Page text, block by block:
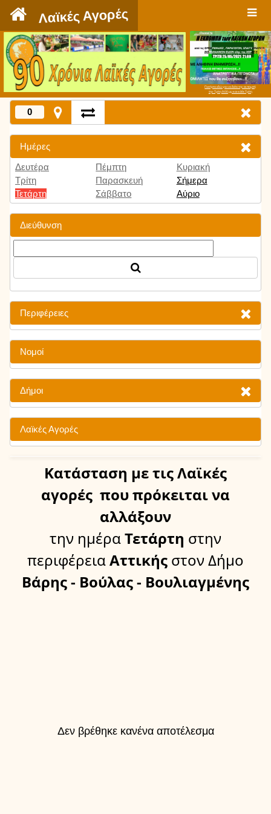
Λαϊκές Αγορές
Πατήστε εδώ για να δείτε την εκπομπή
την Τρίτη 9:00 μμ και κάθε Τρίτη
0
Ημέρες
Δευτέρα
Τρίτη
Τετάρτη
Πέμπτη
Παρασκευή
Σάββατο
Κυριακή
Σήμερα
Αύριο
Διεύθυνση
Περιφέρειες
Νομοί
Δήμοι
Λαϊκές Αγορές
Κατάσταση με τις Λαϊκές
αγορές που πρόκειται να
αλλάξουν
την ημέραΤετάρτη στην
περιφέρειαΑττικής στον Δήμο
Βάρης - Βούλας - Βουλιαγμένης
Δεν βρέθηκε κανένα αποτέλεσμα